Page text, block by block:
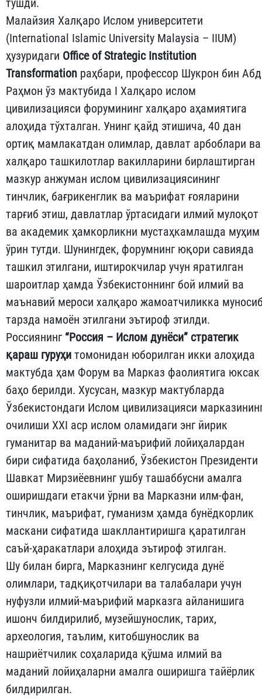
тушди.
Малайзия Халқаро Ислом университети
(International Islamic University Malaysia – IIUM)
ҳузуридаги Office of Strategic Institution
Transformation раҳбари, профессор Шукрон бин Абд
Раҳмон ўз мактубида I Халқаро ислом
цивилизацияси форумининг халқаро аҳамиятига
алоҳида тўхталган. Унинг қайд этишича, 40 дан
ортиқ мамлакатдан олимлар, давлат арбоблари ва
халқаро ташкилотлар вакилларини бирлаштирган
мазкур анжуман ислом цивилизациясининг
тинчлик, бағрикенглик ва маърифат ғояларини
тарғиб этиш, давлатлар ўртасидаги илмий мулоқот
ва академик ҳамкорликни мустаҳкамлашда муҳим
ўрин тутди. Шунингдек, форумнинг юқори савияда
ташкил этилгани, иштирокчилар учун яратилган
шароитлар ҳамда Ўзбекистоннинг бой илмий ва
маънавий мероси халқаро жамоатчиликка
тарзда намоён этилгани эътироф этилди.
Россиянинг “Россия – Ислом дунёси” стратегик
қараш гуруҳи томонидан юборилган икки алоҳида
мактубда ҳам Форум ва Марказ фаолиятига юксак
баҳо берилди. Хусусан, мазкур мактубларда
Ўзбекистондаги Ислом цивилизацияси
очилиши XXI аср ислом оламидаги энг йирик
гуманитар ва маданий-маърифий лойиҳалардан
бири сифатида баҳоланиб, Ўзбекистон Президенти
Шавкат Мирзиёевнинг ушбу ташаббусни амалга
оширишдаги етакчи ўрни ва Марказни илм-фан,
тинчлик, маърифат, гуманизм ҳамда бунёдкорлик
маскани сифатида шакллантиришга қаратилган
саъй-ҳаракатлари алоҳида эътироф этилган.
Шу билан бирга, Марказнинг келгусида дунё
олимлари, тадқиқотчилари ва талабалари учун
нуфузли илмий-маърифий марказга айланишига
ишонч билдирилиб, музейшунослик, тарих,
археология, таълим, китобшунослик ва
нашриётчилик соҳаларида қўшма илмий ва
маданий лойиҳаларни амалга оширишга тайёрлик
билдирилган.